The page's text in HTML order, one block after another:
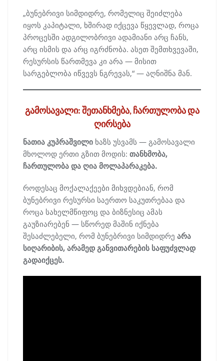
„ბუნებრივი სიმდიდრე, რომელიც შეიძლება
იყოს კაპიტალი, ხშირად იქცევა წყევლად, როცა
პროცესში ადგილობრივი ადამიანი არც ჩანს,
არც ისმის და არც იგრძნობა. ასეთ შემთხვევაში,
რესურსის წართმევა კი არა — მისით
სარგებლობა იწვევს ნგრევას,“ — აღნიშნა მან.
გამოსავალი: შეთანხმება, ჩართულობა და
ღირსება
ნათია კუპრაშვილი ხაზს უსვამს — გამოსავალი
მხოლოდ ერთი გზით მოდის: თანხმობა,
ჩართულობა და ღია მოლაპარაკება.
როდესაც მოქალაქეები მიხვდებიან, რომ
ბუნებრივი რესურსი საერთო საკუთრებაა და
როცა სახელმწიფოც და ბიზნესიც ამას
გაუზიარებენ — სწორედ მაშინ იქნება
შესაძლებელი, რომ ბუნებრივი სიმდიდრე არა
სიღარიბის, არამედ განვითარების საფუძვლად
გადაიქცეს.